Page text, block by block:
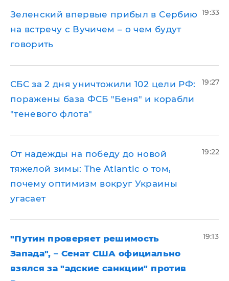
Зеленский впервые прибыл в Сербию
на встречу с Вучичем – о чем будут
говорить
19:33
СБС за 2 дня уничтожили 102 цели РФ:
поражены база ФСБ "Беня" и корабли
"теневого флота"
19:27
От надежды на победу до новой
тяжелой зимы: The Atlantic о том,
почему оптимизм вокруг Украины
угасает
19:22
"Путин проверяет решимость
Запада", – Сенат США официально
взялся за "адские санкции" против
19:13